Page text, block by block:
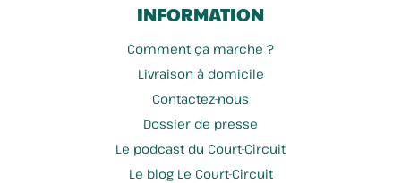
INFORMATION
Comment ça marche ?
Livraison à domicile
Contactez-nous
Dossier de presse
Le podcast du Court-Circuit
Le blog Le Court-Circuit